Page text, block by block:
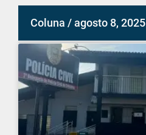
Coluna / agosto 8, 2025